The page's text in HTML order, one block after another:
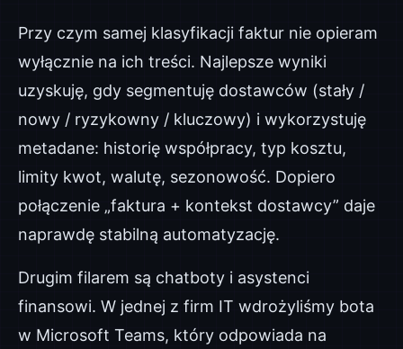
Przy czym samej klasyfikacji faktur nie opieram
wyłącznie na ich treści. Najlepsze wyniki
uzyskuję, gdy segmentuję dostawców (stały /
nowy / ryzykowny / kluczowy) i wykorzystuję
metadane: historię współpracy, typ kosztu,
limity kwot, walutę, sezonowość. Dopiero
połączenie „faktura + kontekst dostawcy” daje
naprawdę stabilną automatyzację.
Drugim filarem są chatboty i asystenci
finansowi. W jednej z firm IT wdrożyliśmy bota
w Microsoft Teams, który odpowiada na